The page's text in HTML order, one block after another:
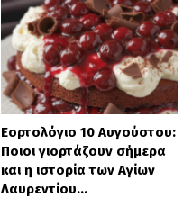
Εορτολόγιο 10 Αυγούστου:
Ποιοι γιορτάζουν σήμερα
και η ιστορία των Αγίων
Λαυρεντίου…